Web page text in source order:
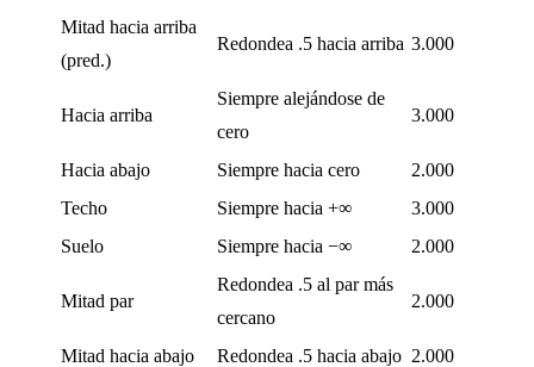
Mitad hacia arriba
(pred.)
Redondea .5 hacia arriba 3.000
Hacia arriba
Siempre alejándose de
cero
3.000
Hacia abajo Siempre hacia cero
2.000
Techo
Siempre hacia +∞
3.000
Suelo
Siempre hacia −∞ 2.000
Mitad par
Redondea .5 al par más
cercano
2.000
Mitad hacia abajo Redondea .5 hacia abajo 2.000